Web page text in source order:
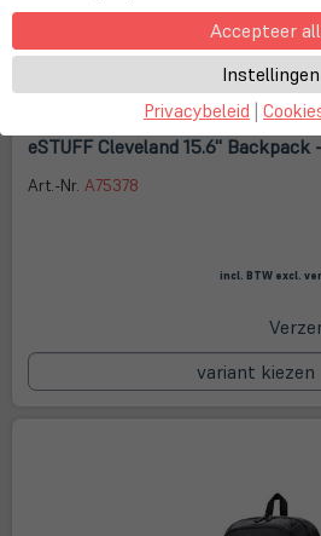
eSTUFF Cleveland 15.6'' Backpack -
Art.-Nr. A75378
incl. BTW excl.
variant kiezen
Accepteer
Instellingen
Privacybeleid |